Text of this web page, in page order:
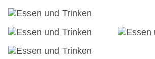
Konferenzraum
Garage
Hotelsafe